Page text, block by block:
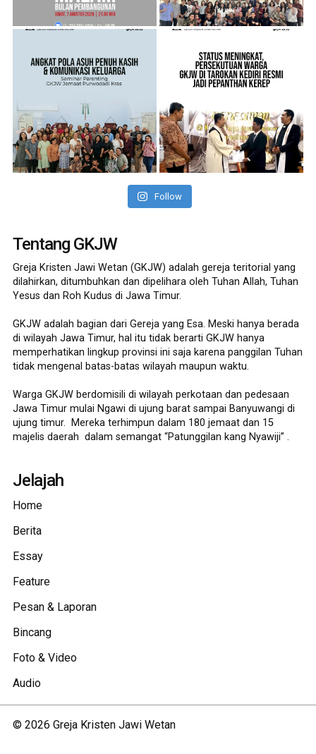
Follow
Tentang GKJW
Greja Kristen Jawi Wetan (GKJW) adalah gereja teritorial yang
dilahirkan, ditumbuhkan dan dipelihara oleh Tuhan Allah, Tuhan
Yesus dan Roh Kudus di Jawa Timur.
GKJW adalah bagian dari Gereja yang Esa. Meski hanya berada
di wilayah Jawa Timur, hal itu tidak berarti GKJW hanya
memperhatikan lingkup provinsi ini saja karena panggilan Tuhan
tidak mengenal batas-batas wilayah maupun waktu.
Warga GKJW berdomisili di wilayah perkotaan dan pedesaan
Jawa Timur mulai Ngawi di ujung barat sampai Banyuwangi di
ujung timur. Mereka terhimpun dalam 180 jemaat dan 15
majelis daerah dalam semangat “Patunggilan kang Nyawiji” .
Jelajah
Home
Berita
Essay
Feature
Pesan & Laporan
Bincang
Foto & Video
Audio
© 2026 Greja Kristen Jawi Wetan